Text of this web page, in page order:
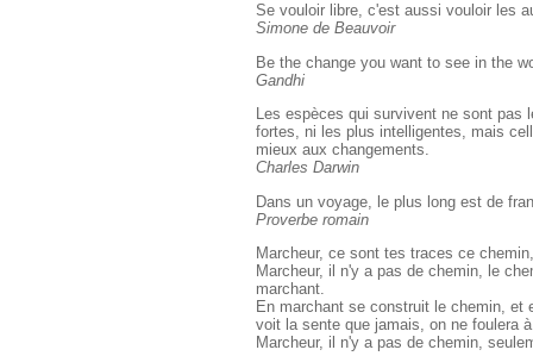
Se vouloir libre, c'est aussi vouloir les
Simone de Beauvoir
Be the change you want to see in the
Gandhi
Les espèces qui survivent ne sont pas
fortes, ni les plus intelligentes, mais
mieux aux changements.
Charles Darwin
Dans un voyage, le plus long est de
Proverbe romain
Marcheur, ce sont tes traces ce
Marcheur, il n'y a pas de chemin, le
marchant.
En marchant se construit le chemin, et
voit la sente que jamais, on ne foulera
Marcheur, il n'y a pas de chemin,